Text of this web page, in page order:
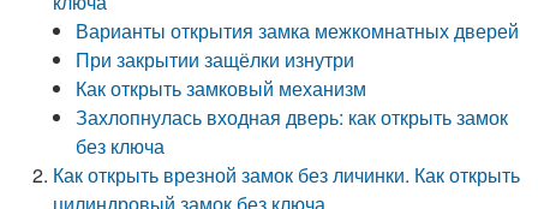
Варианты открытия замка межкомнатных дверей
При закрытии защёлки изнутри
Как открыть замковый механизм
Захлопнулась входная дверь: как открыть замок
без ключа
Как открыть врезной замок без личинки. Как открыть